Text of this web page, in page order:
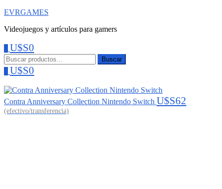
EVRGAMES
Videojuegos y artículos para gamers
U$S0
Menu
Buscar: Buscar
U$S0
Contra Anniversary Collection Nintendo Switch U$S62